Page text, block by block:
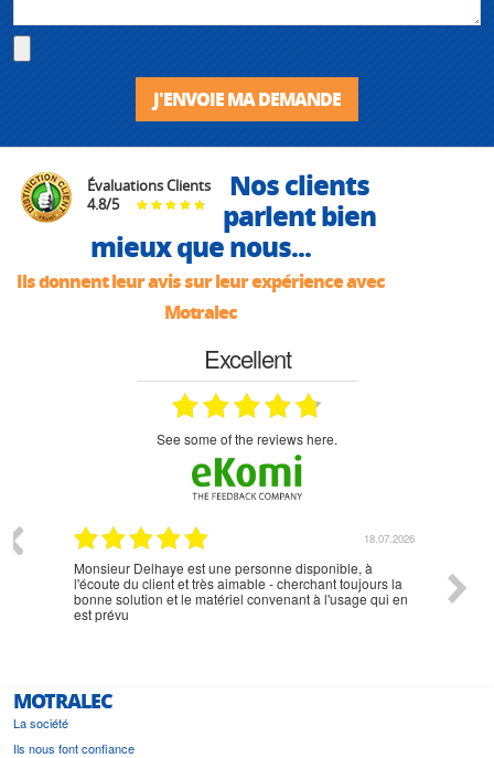
J'ENVOIE MA DEMANDE
Évaluations Clients
4.8/5
Nos clients
parlent bien
mieux que nous...
Ils donnent leur avis sur leur expérience avec
Motralec
Excellent
see some of the reviews here.
18.07.2026
Monsieur Delhaye est une personne disponible, à
l'écoute du client et très aimable - cherchant toujours la
bonne solution et le matériel convenant à l'usage qui en
est prévu
MOTRALEC
La société
Ils nous font confiance